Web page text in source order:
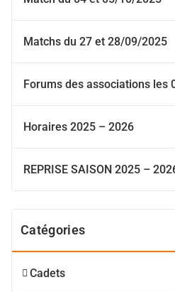
Matchs du 27 et 28/09/2025
Forums des associations les
Horaires 2025 – 2026
REPRISE SAISON 2025 –
Catégories
Cadets